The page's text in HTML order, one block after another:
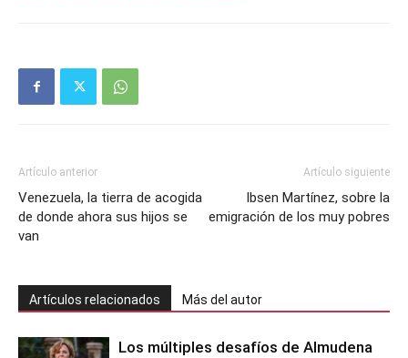
Artículo anterior
Venezuela, la tierra de acogida
de donde ahora sus hijos se
van
Artículo siguiente
Ibsen Martínez, sobre la
emigración de los muy pobres
Artículos relacionados Más del autor
Los múltiples desafíos de Almudena